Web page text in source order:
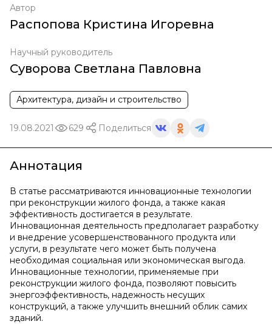
Автор
Распопова Кристина Игоревна
Научный руководитель
Суворова Светлана Павловна
Архитектура, дизайн и строительство
19.08.2021 629 Поделиться
Аннотация
В статье рассматриваются инновационные технологии
при реконструкции жилого фонда, а также какая
эффективность достигается в результате.
Инновационная деятельность предполагает разработку
и внедрение усовершенствованного продукта или
услуги, в результате чего может быть получена
необходимая социальная или экономическая выгода.
Инновационные технологии, применяемые при
реконструкции жилого фонда, позволяют повысить
энергоэффективность, надежность несущих
конструкций, а также улучшить внешний облик самих
зданий.